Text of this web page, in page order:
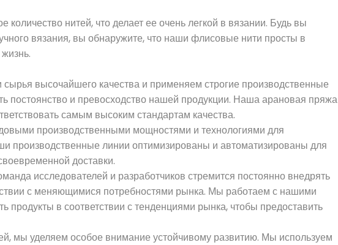
нитей, что делает ее очень легкой в вязании. Будь вы
вязания, вы обнаружите, что наши флисовые нити просты в
высочайшего качества и применяем строгие производственные
постоянство и превосходство нашей продукции. Наша арановая пряжа
самым высоким стандартам качества.
производственными мощностями и технологиями для
производственные линии оптимизированы и автоматизированы для
доставки.
исследователей и разработчиков стремится постоянно внедрять
с меняющимися потребностями рынка. Мы работаем с нашими
продукты в соответствии с тенденциями рынка, чтобы предоставить
мы уделяем особое внимание устойчивому развитию. Мы используем